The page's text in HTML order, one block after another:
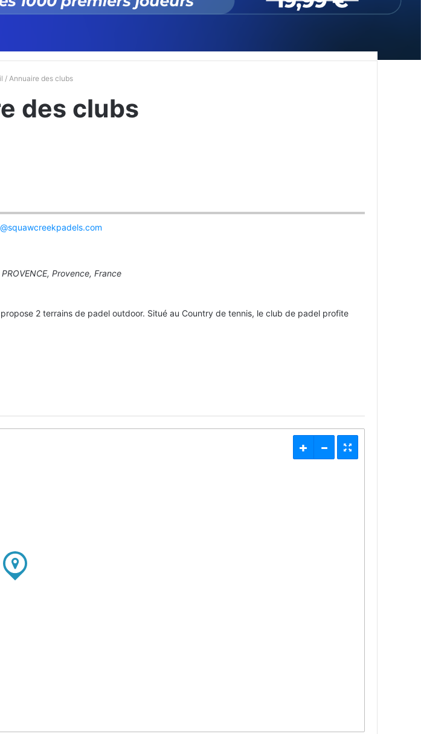
/ Annuaire des clubs
des clubs
, Provence, France
2 terrains de padel outdoor. Situé au Country de tennis, le club de padel profite